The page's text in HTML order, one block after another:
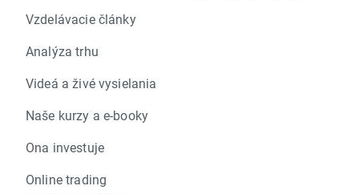
Vzdelávacie články
Analýza trhu
Videá a živé vysielania
Naše kurzy a e-booky
Ona investuje
Online trading